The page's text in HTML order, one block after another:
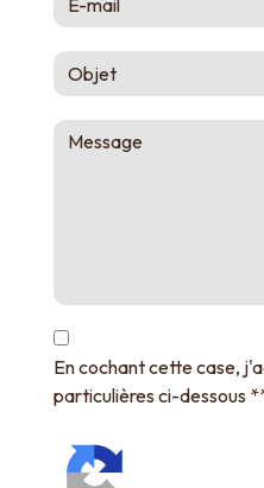
En cochant cette case,
particulières ci-dessous